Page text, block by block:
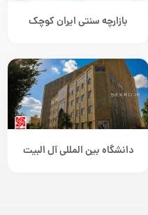
بازارچه سنتی ایران کوچک
دانشگاه بین المللی آل البیت